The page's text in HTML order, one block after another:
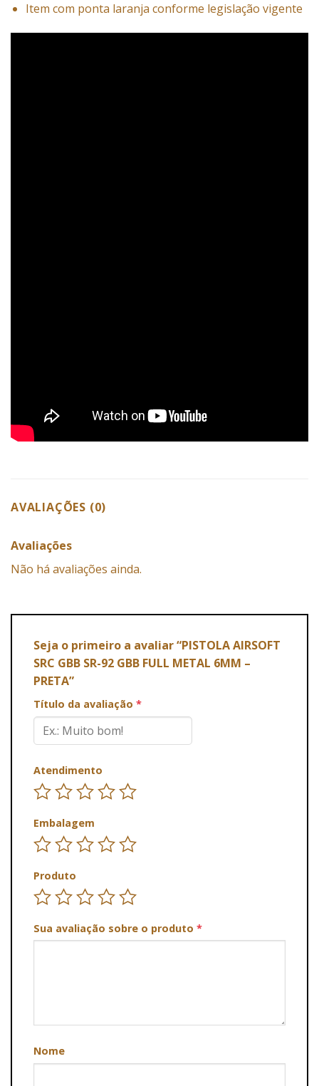
Item com ponta laranja conforme legislação vigente
AVALIAÇÕES (0)
Avaliações
Não há avaliações ainda.
Seja o primeiro a avaliar “PISTOLA AIRSOFT
SRC GBB SR-92 GBB FULL METAL 6MM –
PRETA”
Título da avaliação *
Atendimento
Embalagem
Produto
Sua avaliação sobre o produto *
Nome